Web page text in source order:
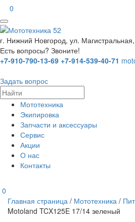
0
г. Нижний Новгород, ул.
Есть вопросы? Звоните!
+7-910-790-13-69 +7-914-539-40-71
Задать вопрос
Мототехника
Экипировка
Запчасти и аксессуары
Сервис
Акции
О нас
Контакты
0
Главная страница / Мототехника /
Motoland TCX125E 17/14 зеленый